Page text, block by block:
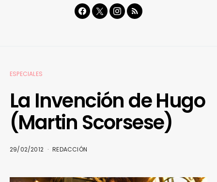
ESPECIALES
La Invención de Hugo
(Martin Scorsese)
29/02/2012 REDACCIÓN